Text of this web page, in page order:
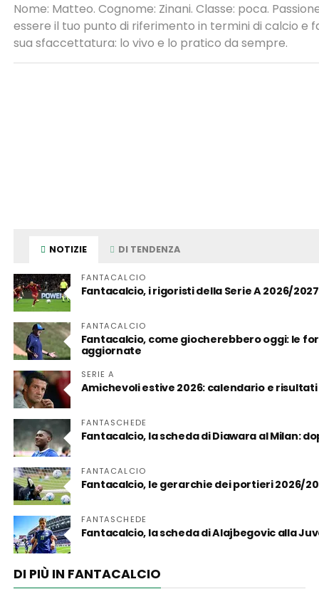
Nome: Matteo. Cognome: Zinani. Classe: poca.
essere il tuo punto di riferimento in termini di calcio e
sua sfaccettatura: lo vivo e lo pratico da sempre.
NOTIZIE DI TENDENZA
FANTACALCIO
Fantacalcio, i rigoristi della Serie A 2026/
FANTACALCIO
Fantacalcio, come giocherebbero oggi: le
aggiornate
SERIE A
Amichevoli estive 2026: calendario e risultati
FANTASCHEDE
Fantacalcio, la scheda di Diawara al Milan:
FANTACALCIO
Fantacalcio, le gerarchie dei portieri 2026/
FANTASCHEDE
Fantacalcio, la scheda di Alajbegovic alla
DI PIÙ IN FANTACALCIO